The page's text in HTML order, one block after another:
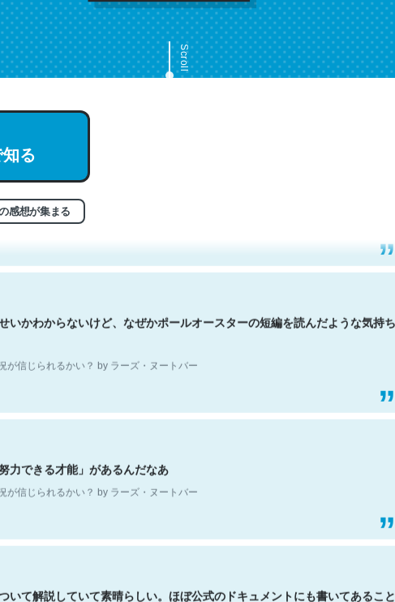
Scroll
る
感想が集まる
彼はとてもクレバーなんだろうなと凄く思う。英語少しでも読める人は原文
分はこの流れ好き。Let’s Fucking Go. Then Covid hit. Shit.
が信じられるかい？ by ラーズ・ヌートバー
いかわからないけど、なぜかポールオースターの短編を読んだような気持ち
が信じられるかい？ by ラーズ・ヌートバー
力できる才能」があるんだなあ
が信じられるかい？ by ラーズ・ヌートバー
いて解説していて素晴らしい。ほぼ公式のドキュメントにも書いてあること
だと読んでない人多いよね。この手の記事に珍しく、非常に正しくてわかり